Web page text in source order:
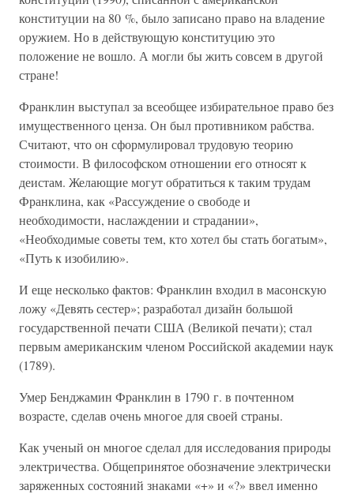
конституции на 80 %, было записано право на владение
оружием. Но в действующую конституцию это
положение не вошло. А могли бы жить совсем в другой
стране!
Франклин выступал за всеобщее избирательное право без
имущественного ценза. Он был противником рабства.
Считают, что он сформулировал трудовую теорию
стоимости. В философском отношении его относят к
деистам. Желающие могут обратиться к таким трудам
Франклина, как «Рассуждение о свободе и
необходимости, наслаждении и страдании»,
«Необходимые советы тем, кто хотел бы стать богатым»,
«Путь к изобилию».
И еще несколько фактов: Франклин входил в масонскую
ложу «Девять сестер»; разработал дизайн большой
государственной печати США (Великой печати); стал
первым американским членом Российской академии наук
(1789).
Умер Бенджамин Франклин в 1790 г. в почтенном
возрасте, сделав очень многое для своей страны.
Как ученый он многое сделал для исследования природы
электричества. Общепринятое обозначение электрически
заряженных состояний знаками «+» и «?» ввел именно